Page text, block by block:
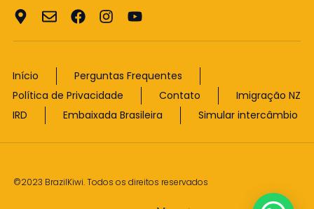
Início
Perguntas Frequentes
Política de Privacidade
Contato
Imigração NZ
IRD
Embaixada Brasileira Simular intercâmbio
©2023 BrazilKiwi. Todos os direitos reservados